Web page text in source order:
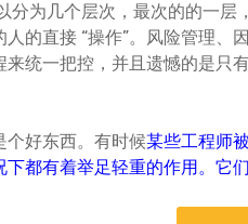
分为几个层次，最次的的一层
人的直接 “操作”。风险管理、
来统一把控，并且遗憾的是
个好东西。有时候某些工程师
下都有着举足轻重的作用。它